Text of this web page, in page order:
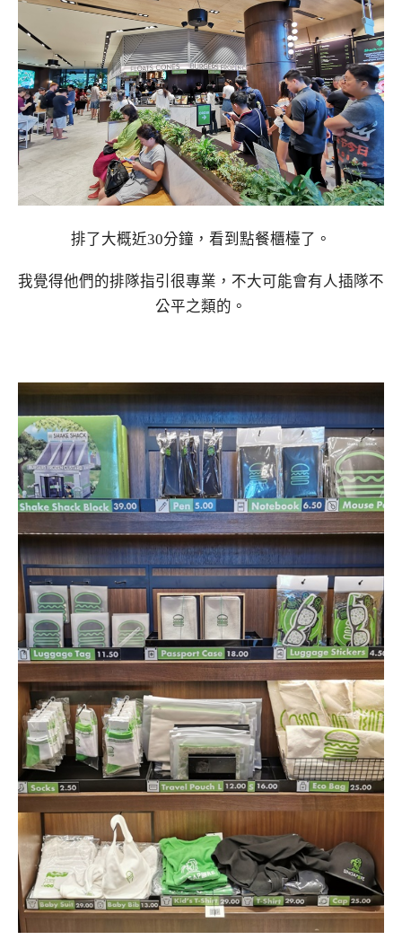
排了大概近30分鐘，看到點餐櫃檯了。
我覺得他們的排隊指引很專業，不大可能會有人插隊不
公平之類的。